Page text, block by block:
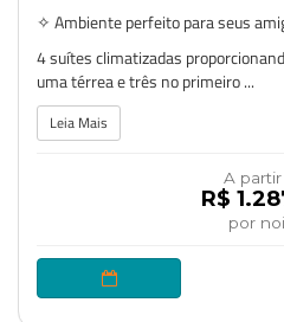
✧ Ambiente perfeito para seus
4 suítes climatizadas
uma térrea e três no primeiro ...
Leia Mais
A
R$
por